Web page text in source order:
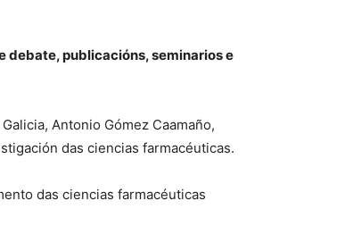
debate, publicacións, seminarios e
Antonio Gómez Caamaño,
das ciencias farmacéuticas.
das ciencias farmacéuticas